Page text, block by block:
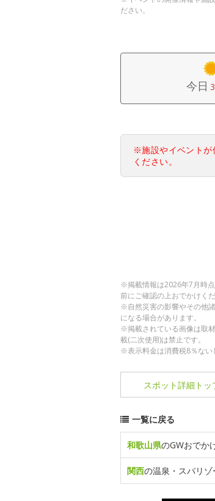
ださい。
今日
※施設やイベントが
ください。
※掲載情報は2026年7月時
前にご確認の上おでかけくだ
※自然災害の影響やその他
になる場合があります。
※掲載されている画像は取
載(二次使用)は禁止です。
※表示料金は消費税8％ない
スポット詳細 トッ
一覧に戻る
和歌山県のGWおでか
関西の温泉・スパリ